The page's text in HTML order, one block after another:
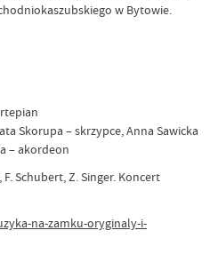
w Bytowie.
Skorupa – skrzypce, Anna Sawicka
– akordeon
Schubert, Z. Singer. Koncert
na-zamku-oryginaly-i-